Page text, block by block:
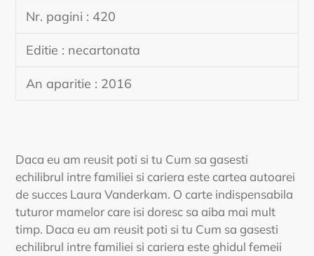
Nr. pagini : 420
Editie : necartonata
An aparitie : 2016
Daca eu am reusit poti si tu Cum sa gasesti
echilibrul intre familiei si cariera este cartea autoarei
de succes Laura Vanderkam. O carte indispensabila
tuturor mamelor care isi doresc sa aiba mai mult
timp. Daca eu am reusit poti si tu Cum sa gasesti
echilibrul intre familiei si cariera este ghidul femeii